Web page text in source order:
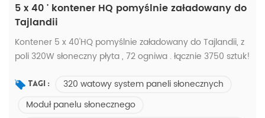
5 x 40 ' kontener HQ pomyślnie załadowany do
Tajlandii
Kontener 5 x 40'HQ pomyślnie załadowany do Tajlandii, z
poli 320W słoneczny płyta , 72 ogniwa . łącznie 3750 sztuk!
falistej i drewnianą paletę , wystarczająco mocne do
wysyłki drogą morską .
Tagi :
320 watowy system paneli słonecznych
Moduł panelu słonecznego